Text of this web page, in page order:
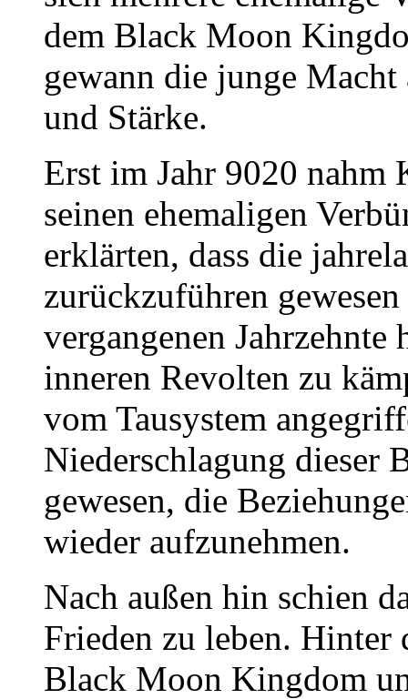
dem Black Moon
gewann die junge
und Stärke.
Erst im Jahr 9020
seinen ehemaligen
erklärten, dass die
zurückzuführen
vergangenen Jahrzehnte
inneren Revolten zu
vom Tausystem
Niederschlagung dieser
gewesen, die
wieder aufzunehmen.
Nach außen hin schien
Frieden zu leben. Hinter
Black Moon Kingdom